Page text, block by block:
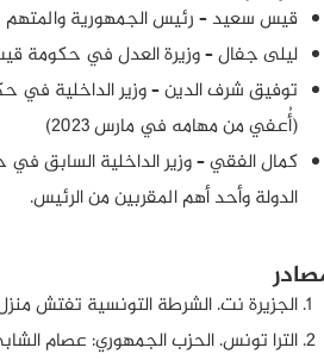
قيس سعيد – رئيس الجمهورية والمتهم بقيامه بانقلاب دستوري
ليلى جفال – وزيرة العدل في حكومة
توفيق شرف الدين – وزير الداخلية في
(أُعفي من مهامه في مارس 2023)
كمال الفقي – وزير الداخلية السابق
الدولة وأحد أهم المقربين من الرئيس.
الجزيرة نت.الشرطة التونسية تفتش
الترا تونس.الحزب الجمهوري: عصام